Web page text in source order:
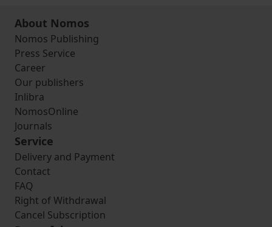
About Nomos
Nomos Publishing
Press Service
Career
Our publishers
Inlibra
NomosOnline
Journals
Service
Delivery and Payment
Contact
FAQ
Right of Withdrawal
Cancel Subscription